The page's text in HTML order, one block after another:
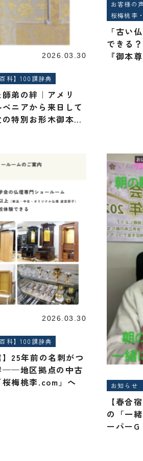
2026.03.30
科】100課辞典
師弟の絆｜アメリ
ニアから来日して
特別お形木御本
お客様の
桜梅桃李
「古い
できる
『御本
2026.03.30
科】100課辞典
】25年前の名刺がつ
——地区拠点の中古
梅桃李.com」へ
お知らせ
【春合
の「一
ーパー